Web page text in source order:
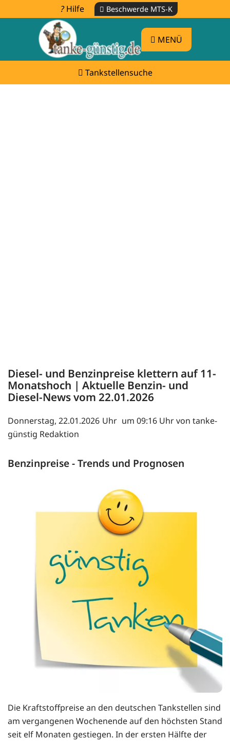
Hilfe Beschwerde MTS-K
MENÜ
Tankstellensuche
Diesel- und Benzinpreise klettern auf 11-
Monatshoch | Aktuelle Benzin- und
Diesel-News vom 22.01.2026
Donnerstag, 22.01.2026
um 09:16 Uhr von tanke-
günstig Redaktion
Benzinpreise - Trends und Prognosen
Die Kraftstoffpreise an den deutschen Tankstellen sind
am vergangenen Wochenende auf den höchsten Stand
seit elf Monaten gestiegen. In der ersten Hälfte der